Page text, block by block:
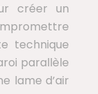
créer un
technique
parallèle
lame d’air